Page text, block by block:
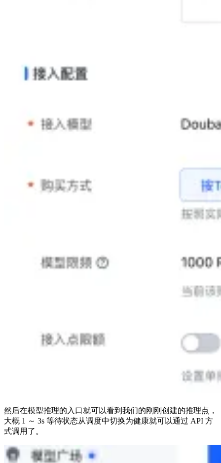
然后在模型推理的入口就可以看到我们的刚刚创建的推理点，
大概 1 ～ 3s 等待状态从调度中切换为健康就可以通过 API 方
式调用了。